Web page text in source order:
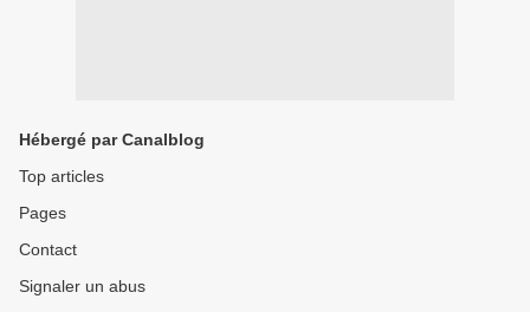
Hébergé par Canalblog
Top articles
Pages
Contact
Signaler un abus